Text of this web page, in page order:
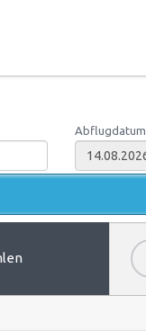
Abflugdatum